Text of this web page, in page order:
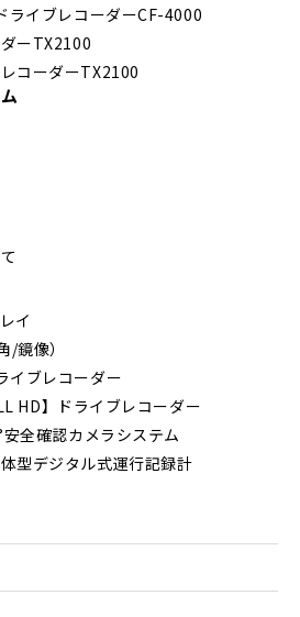
ライブレコーダーCF-4000
ーTX2100
コーダーTX2100
イ
/鏡像）
イブレコーダー
HD】ドライブレコーダー
全確認カメラシステム
型デジタル式運行記録計